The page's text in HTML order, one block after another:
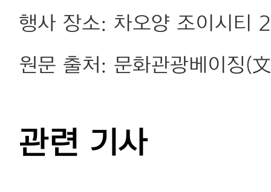
행사 장소: 차오양 조이시티
원문 출처: 문화관광베이징(
관련 기사